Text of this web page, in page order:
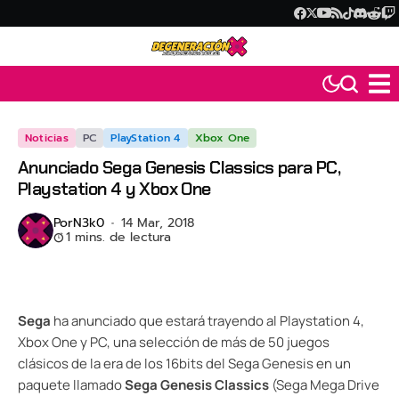
Noticias PC PlayStation 4 Xbox One
Anunciado Sega Genesis Classics para PC,
Playstation 4 y Xbox One
PorN3k0 14 Mar, 2018
1 mins. de lectura
Sega ha anunciado que estará trayendo al Playstation 4,
Xbox One y PC, una selección de más de 50 juegos
clásicos de la era de los 16bits del Sega Genesis en un
paquete llamadoSega Genesis Classics (Sega Mega Drive